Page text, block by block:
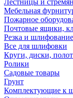
Лестницы и
Мебельная
Пожарное
Почтовые ящики,
Резка и шлифование
Все для шлифовки
Круги, диски,
Ролики
Садовые товары
Грунт
Комплектующие к